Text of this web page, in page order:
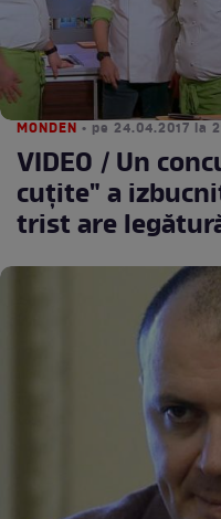
MONDEN • pe 24.04.2017 la
VIDEO / Un
cuţite" a
trist are